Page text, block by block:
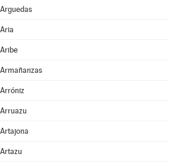
Arguedas
Aria
Aribe
Armañanzas
Arróniz
Arruazu
Artajona
Artazu